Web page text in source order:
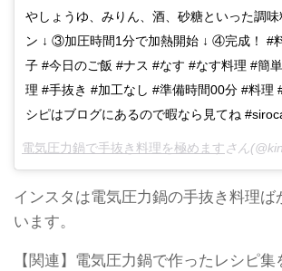
やしょうゆ、みりん、酒、砂糖といった調
ン ↓ ③加圧時間1分で加熱開始 ↓ ④完成！ #
子 #今日のご飯 #ナス #なす #なす料理 #簡
理 #手抜き #加工なし #準備時間00分 #料理
シピはブログにあるので暇なら見てね
電気圧力鍋で手抜き料理を極めますさん
インスタは電気圧力鍋の手抜き料理ば
います。
【関連】電気圧力鍋で作ったレシピ